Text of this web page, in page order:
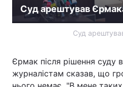
Суд арештував
Суд
Єрмак після рішення суду
журналістам сказав, що